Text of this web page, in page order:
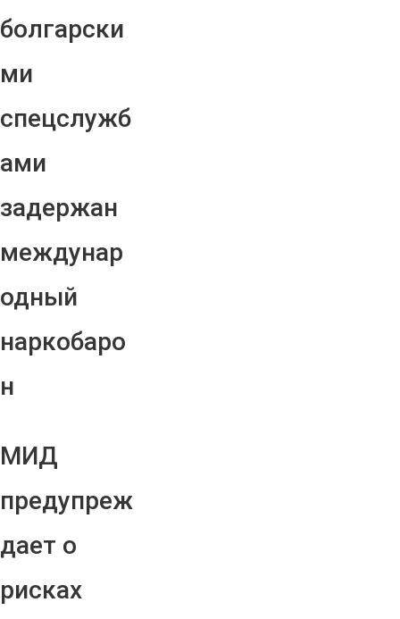
болгарски
ми
спецслужб
ами
задержан
междунар
одный
наркобаро
н
МИД
предупреж
дает о
рисках